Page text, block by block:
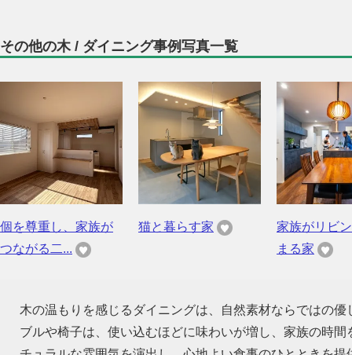
その他の木 / ダイニング事例写真一覧
個を尊重し、家族が
つながる二...
猫と暮らす家
家族がリビ
まる家
木の温もりを感じるダイニングは、自然素材ならではの
ブルや椅子は、使い込むほどに味わいが増し、家族の時